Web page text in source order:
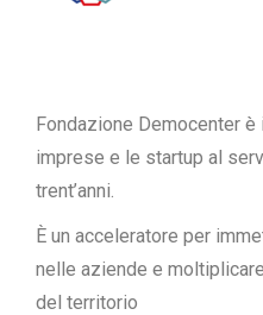
Fondazione Democenter
imprese e le startup al
trent’anni.
È un acceleratore per
nelle aziende e
del territorio